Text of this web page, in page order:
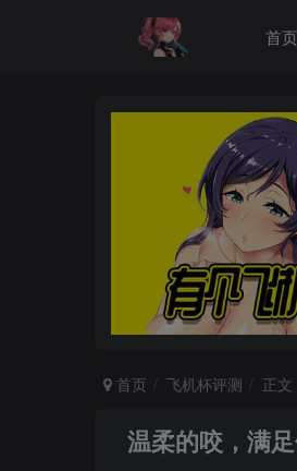
首页
首页 飞机杯评测 正文
温柔的咬，满